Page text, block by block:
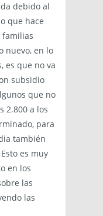
debido al
que hace
nuevo, en lo
es que no va
subsidio
que no
2.800 a los
para
también
es muy
en los
las
las